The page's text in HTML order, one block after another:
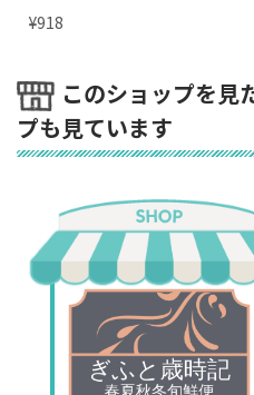
¥918
このショップを見
プも見ています